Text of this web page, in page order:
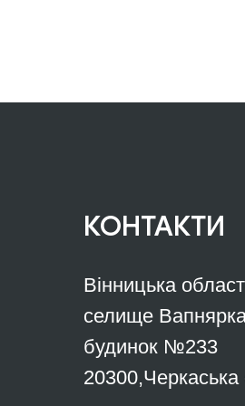
КОНТАКТИ
Вінницька
селище
будинок №233
20300,Черкаська